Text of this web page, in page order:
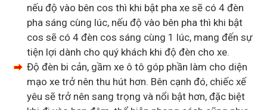
nếu độ vào bên cos thì khi bật pha xe sẽ có 4 đèn
pha sáng cùng lúc, nếu độ vào bên pha thì khi bật
cos sẽ có 4 đèn cos sáng cùng 1 lúc, mang đến sự
tiện lợi dành cho quý khách khi độ đèn cho xe.
Độ đèn bi cản, gầm xe ô tô góp phần làm cho diện
mạo xe trở nên thu hút hơn. Bên cạnh đó, chiếc xế
yêu sẽ trở nên sang trọng và nổi bật hơn, đặc biệt